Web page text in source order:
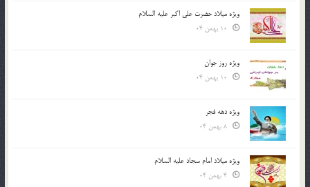
ویژه میلاد حضرت علی اکبر علیه السلام
ویژه روز جوان
ویژه دهه فجر
ویژه میلاد امام سجاد علیه السلام